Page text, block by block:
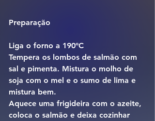
Preparação
Liga o forno a 190ºC
Tempera os lombos de salmão com
sal e pimenta. Mistura o molho de
soja com o mel e o sumo de lima e
mistura bem.
Aquece uma frigideira com o azeite,
coloca o salmão e deixa cozinhar